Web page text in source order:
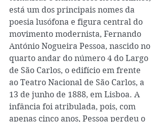
está um dos principais nomes da
poesia lusófona e figura central do
movimento modernista, Fernando
António Nogueira Pessoa, nascido no
quarto andar do número 4 do Largo
de São Carlos, o edifício em frente
ao Teatro Nacional de São Carlos, a
13 de junho de 1888, em Lisboa. A
infância foi atribulada, pois, com
apenas cinco anos, Pessoa perdeu o